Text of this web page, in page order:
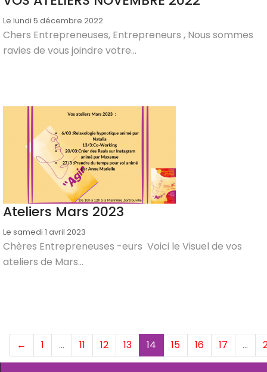
Le lundi 5 décembre 2022
Chers Entrepreneuses, Entrepreneurs , Nous sommes
ravies de vous joindre votre...
Ateliers Mars 2023
Le samedi 1 avril 2023
Chères Entrepreneuses -eurs Voici le Visuel de vos
ateliers de Mars...
← 1 … 11 12 13 14 (current)
15 16 17 …